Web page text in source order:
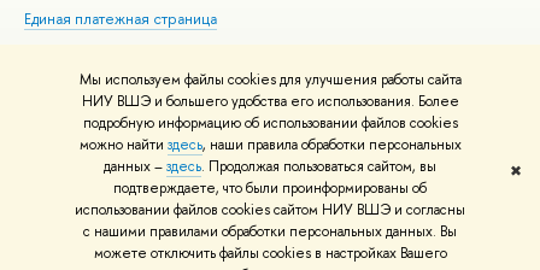
Мы используем файлы cookies для улучшения работы сайта
НИУ ВШЭ и большего удобства его использования. Более
подробную информацию об использовании файлов cookies
можно найти здесь, наши правила обработки персональных
данных –здесь. Продолжая пользоваться сайтом, вы
подтверждаете, что были проинформированы об
использовании файлов cookies сайтом НИУ ВШЭ и согласны
с нашими правилами обработки персональных данных. Вы
можете отключить файлы cookies в настройках Вашего
✖
Единая платежная страница
© НИУ ВШЭ 1993–2026 Адреса и контакты Условия использования
материалов Политика конфиденциальности Карта сайта
Шрифты HSE Sans и HSE Slab разработаны вШколе дизайна НИУ ВШЭ